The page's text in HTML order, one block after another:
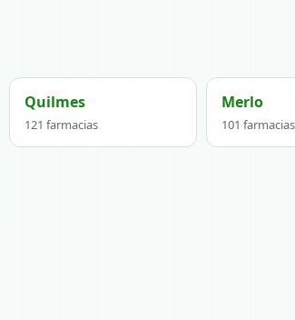
Quilmes
121 farmacias
Merlo
101 farmacias